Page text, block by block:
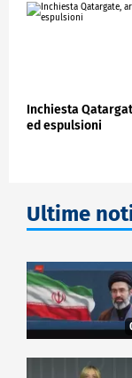
dai carabinieri
uno
CRONACA
Inchiesta
ed espulsioni
Ultime